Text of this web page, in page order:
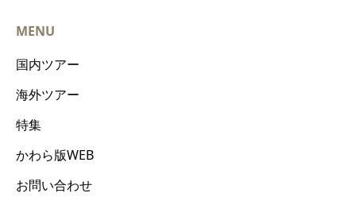
MENU
国内ツアー
海外ツアー
特集
かわら版WEB
お問い合わせ